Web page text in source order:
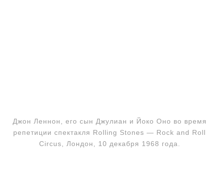
Джон Леннон, его сын Джулиан и Йоко Оно во время
репетиции спектакля Rolling Stones — Rock and Roll
Circus, Лондон, 10 декабря 1968 года.